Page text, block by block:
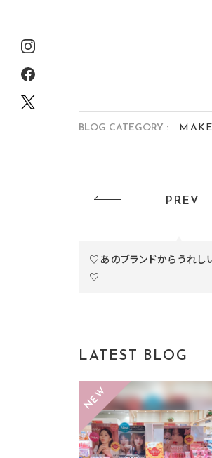
BLOG CATEGORY :
PREV
♡あのブランドからうれし
♡
LATEST BLOG